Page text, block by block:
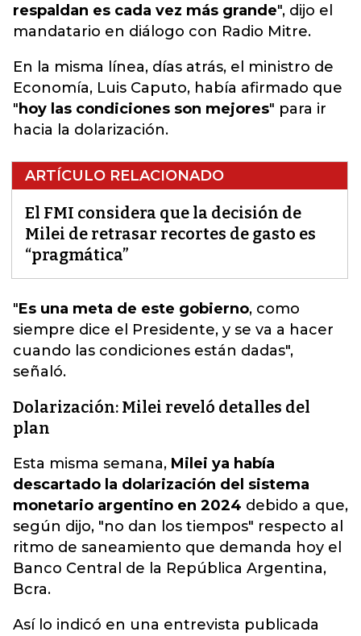
respaldan es cada vez más grande", dijo el
mandatario en diálogo con Radio Mitre.
En la misma línea, días atrás, el ministro de
Economía, Luis Caputo, había afirmado que
"hoy las condiciones son mejores" para ir
hacia la dolarización.
ARTÍCULO RELACIONADO
El FMI considera que la decisión de
Milei de retrasar recortes de gasto es
“pragmática”
"Es una meta de este gobierno, como
siempre dice el Presidente, y se va a hacer
cuando las condiciones están dadas",
señaló.
Dolarización: Milei reveló detalles del
plan
Esta misma semana, Milei ya había
descartado la dolarización del sistema
monetario argentino en 2024 debido a que,
según dijo, "no dan los tiempos" respecto al
ritmo de saneamiento que demanda hoy el
Banco Central de la República Argentina,
Bcra.
Así lo indicó en una entrevista publicada